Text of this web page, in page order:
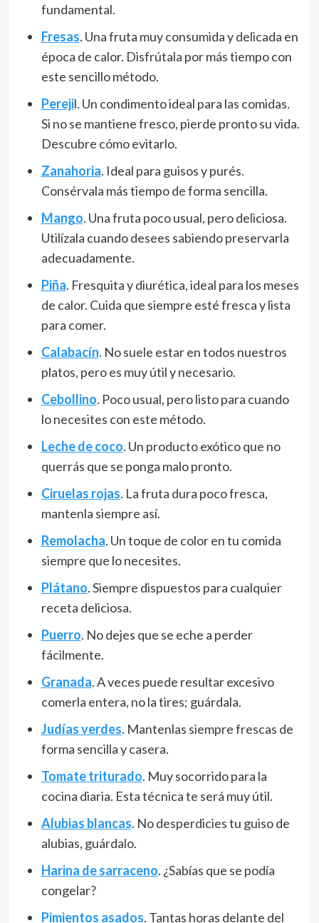
fundamental.
Fresas. Una fruta muy consumida y delicada en
época de calor. Disfrútala por más tiempo con
este sencillo método.
Perejil. Un condimento ideal para las comidas.
Si no se mantiene fresco, pierde pronto su vida.
Descubre cómo evitarlo.
Zanahoria. Ideal para guisos y purés.
Consérvala más tiempo de forma sencilla.
Mango. Una fruta poco usual, pero deliciosa.
Utilízala cuando desees sabiendo preservarla
adecuadamente.
Piña. Fresquita y diurética, ideal para los meses
de calor. Cuida que siempre esté fresca y lista
para comer.
Calabacín. No suele estar en todos nuestros
platos, pero es muy útil y necesario.
Cebollino. Poco usual, pero listo para cuando
lo necesites con este método.
Leche de coco. Un producto exótico que no
querrás que se ponga malo pronto.
Ciruelas rojas. La fruta dura poco fresca,
mantenla siempre así.
Remolacha. Un toque de color en tu comida
siempre que lo necesites.
Plátano. Siempre dispuestos para cualquier
receta deliciosa.
Puerro. No dejes que se eche a perder
fácilmente.
Granada. A veces puede resultar excesivo
comerla entera, no la tires; guárdala.
Judías verdes. Mantenlas siempre frescas de
forma sencilla y casera.
Tomate triturado. Muy socorrido para la
cocina diaria. Esta técnica te será muy útil.
Alubias blancas. No desperdicies tu guiso de
alubias, guárdalo.
Harina de sarraceno. ¿Sabías que se podía
congelar?
Pimientos asados. Tantas horas delante del